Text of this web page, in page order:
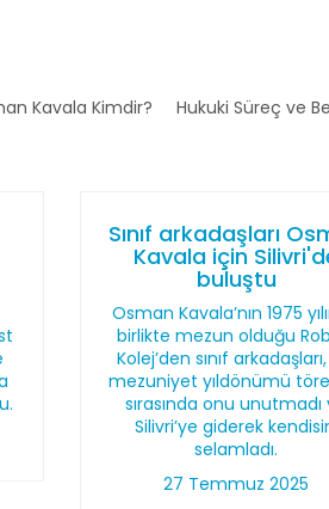
Kavala Kimdir? Hukuki Süreç ve
Sınıf arkadaşları
Kavala için
buluştu
Osman Kavala’nın 1975
birlikte mezun olduğu
Kolej’den sınıf
mezuniyet yıldönümü
sırasında onu unutmadı
Silivri’ye giderek
selamladı.
27 Temmuz 2025